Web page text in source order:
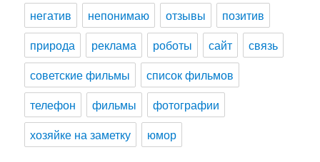
негатив
непонимаю отзывы
позитив
природа
реклама роботы сайт
связь
советские фильмы
список фильмов
телефон
фильмы
фотографии
хозяйке на заметку
юмор